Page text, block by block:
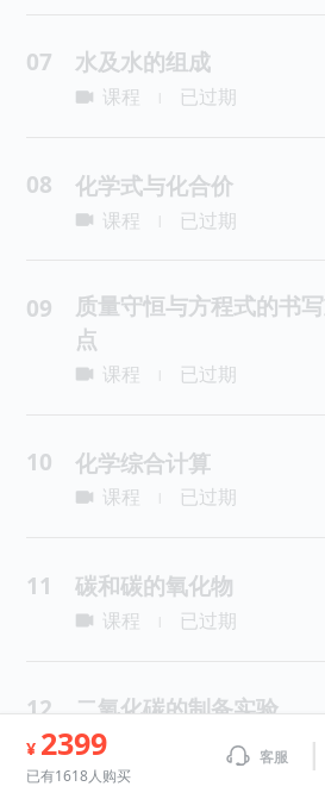
07 水及水的组成
课程 已过期
08 化学式与化合价
课程 已过期
09
质量守恒与方程式的书
点
课程 已过期
10 化学综合计算
课程 已过期
11 碳和碳的氧化物
课程 已过期
12 二氧化碳的制备实验
课程 已过期
¥ 2399
已有1618人购买
客服